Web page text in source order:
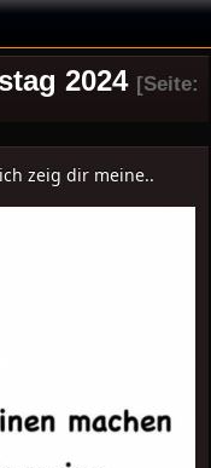
2024 [Seite:
zeig dir meine..